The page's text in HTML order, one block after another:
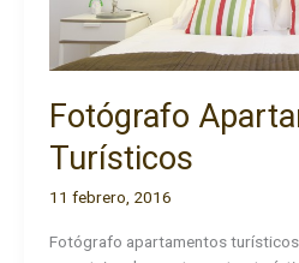
Fotógrafo
Turísticos
11 febrero, 2016
Fotógrafo apartamentos